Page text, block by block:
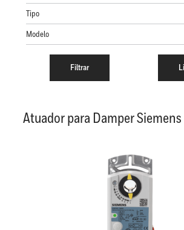
Tipo
Modelo
Atuador para Damper